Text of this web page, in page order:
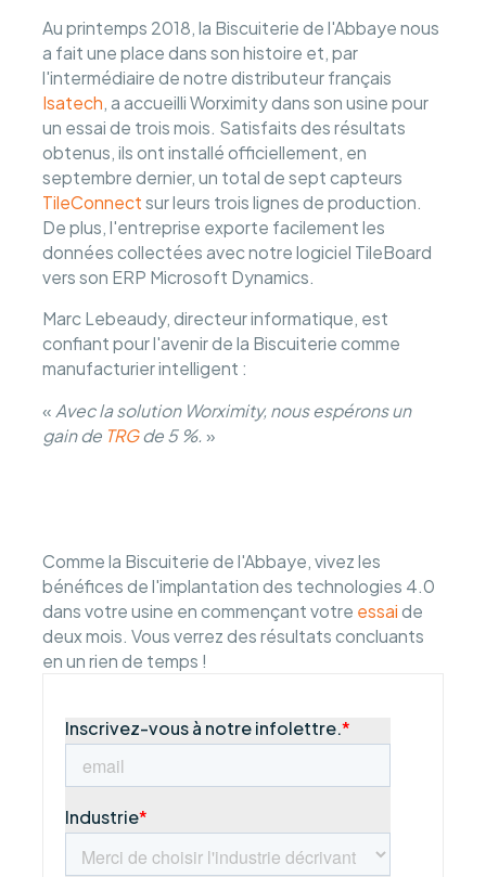
Au printemps 2018, la Biscuiterie de l'Abbaye nous
a fait une place dans son histoire et, par
l'intermédiaire de notre distributeur français
Isatech , a accueilli Worximity dans son usine pour
un essai de trois mois. Satisfaits des résultats
obtenus, ils ont installé officiellement, en
septembre dernier, un total de sept capteurs
TileConnect sur leurs trois lignes de production.
De plus, l'entreprise exporte facilement les
données collectées avec notre logiciel TileBoard
vers son ERP Microsoft Dynamics.
Marc Lebeaudy, directeur informatique, est
confiant pour l'avenir de la Biscuiterie comme
manufacturier intelligent :
« Avec la solution Worximity, nous espérons un
gain de TRGde 5 %.»
Comme la Biscuiterie de l'Abbaye, vivez les
bénéfices de l'implantation des technologies 4.0
dans votre usine en commençant votre essai de
deux mois. Vous verrez des résultats concluants
en un rien de temps !